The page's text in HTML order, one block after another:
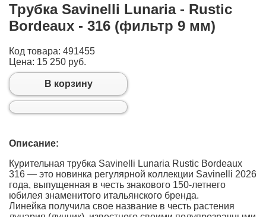
Трубка Savinelli Lunaria - Rustic
Bordeaux - 316 (фильтр 9 мм)
Код товара: 491455
Цена: 15 250 руб.
В корзину
Описание:
Курительная трубка Savinelli Lunaria Rustic Bordeaux
316 — это новинка регулярной коллекции Savinelli 2026
года, выпущенная в честь знакового 150-летнего
юбилея знаменитого итальянского бренда.
Линейка получила свое название в честь растения